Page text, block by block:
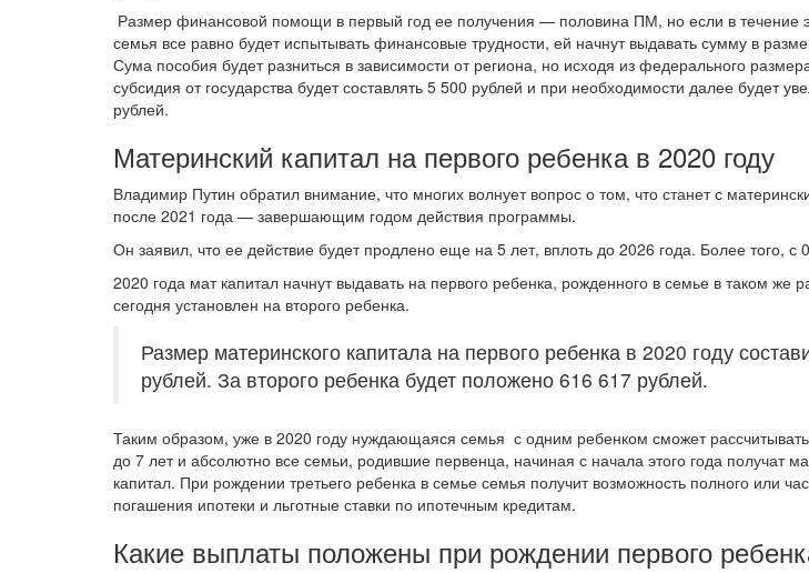
Размер финансовой помощи в первый год ее получения — половина ПМ, но если в течение
семья все равно будет испытывать финансовые трудности, ей начнут выдавать сумму в
Сума пособия будет разниться в зависимости от региона, но исходя из федерального
субсидия от государства будет составлять 5 500 рублей и при необходимости далее будет
рублей.
Материнский капитал на первого ребенка в 2020 году
Владимир Путин обратил внимание, что многих волнует вопрос о том, что станет с
после 2021 года — завершающим годом действия программы.
Он заявил, что ее действие будет продлено еще на 5 лет, вплоть до 2026 года. Более того, с
2020 года мат капитал начнут выдавать на первого ребенка, рожденного в семье в таком же
сегодня установлен на второго ребенка.
Размер материнского капитала на первого ребенка в 2020 году
рублей. За второго ребенка будет положено 616 617 рублей.
Таким образом, уже в 2020 году нуждающаяся семья с одним ребенком сможет
до 7 лет и абсолютно все семьи, родившие первенца, начиная с начала этого года получат
капитал. При рождении третьего ребенка в семье семья получит возможность полного или
погашения ипотеки и льготные ставки по ипотечным кредитам.
Какие выплаты положены при рождении первого